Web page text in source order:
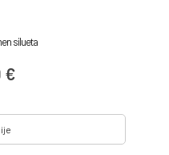
silueta
€